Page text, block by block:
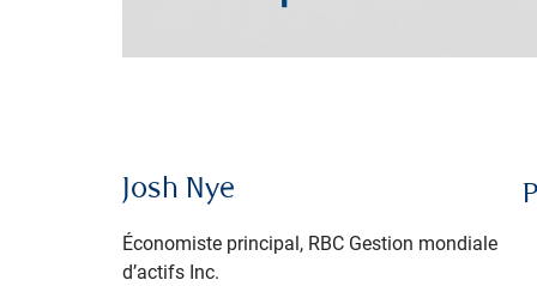
Josh Nye
Économiste principal, RBC Gestion mondiale
d’actifs Inc.